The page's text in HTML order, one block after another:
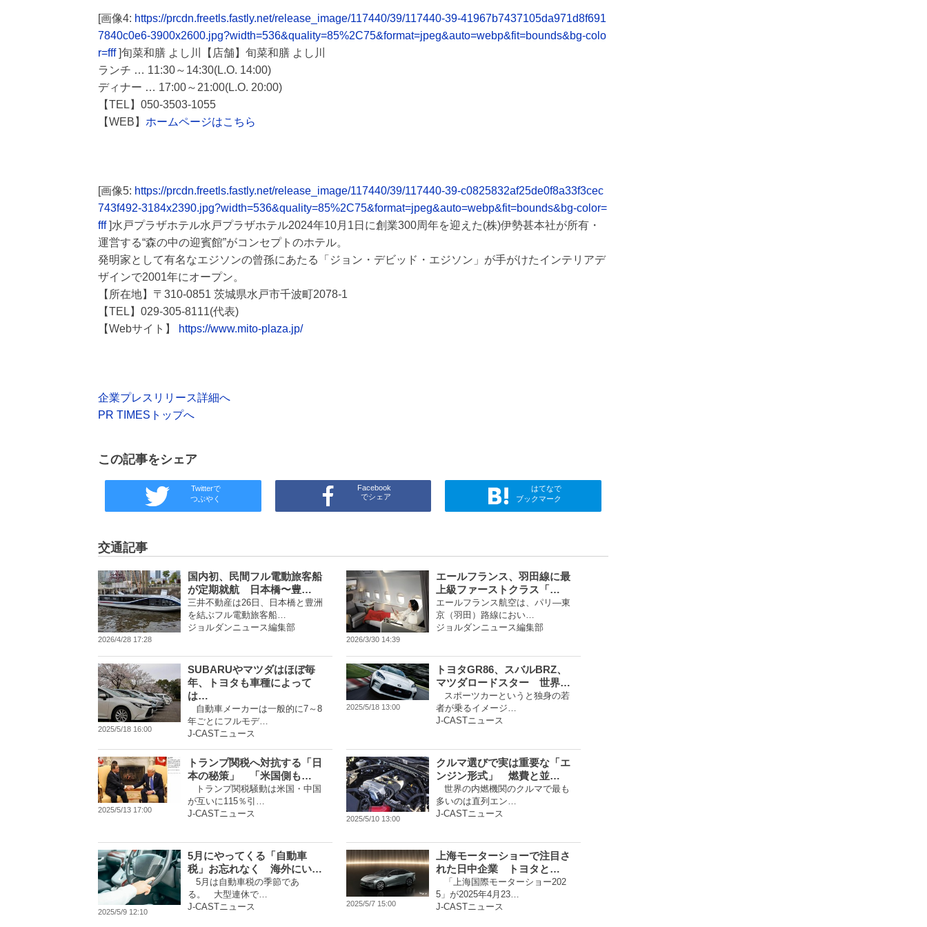
[画像4: https://prcdn.freetls.fastly.net/release_image/117440/39/117440-39-41967b7437105da971d8f691
7840c0e6-3900x2600.jpg?width=536&quality=85%2C75&format=jpeg&auto=webp&fit=bounds&bg-colo
r=fff]旬菜和膳 よし川【店舗】旬菜和膳 よし川
ランチ … 11:30～14:30(L.O. 14:00)
ディナー … 17:00～21:00(L.O. 20:00)
【TEL】050-3503-1055
【WEB】 ホームページはこちら
[画像5: https://prcdn.freetls.fastly.net/release_image/117440/39/117440-39-c0825832af25de0f8a33f3cec
743f492-3184x2390.jpg?width=536&quality=85%2C75&format=jpeg&auto=webp&fit=bounds&bg-color=
fff]水戸プラザホテル水戸プラザホテル2024年10月1日に創業300周年を迎えた(株)伊勢甚本社が所有・
運営する“森の中の迎賓館”がコンセプトのホテル。
発明家として有名なエジソンの曾孫にあたる「ジョン・デビッド・エジソン」が手がけたインテリアデ
ザインで2001年にオープン。
【所在地】〒310-0851 茨城県水戸市千波町2078-1
【TEL】029-305-8111(代表)
【Webサイト】
https://www.mito-plaza.jp/
企業プレスリリース詳細へ
PR TIMESトップへ
この記事をシェア
Twitterで
つぶやく
Facebook
でシェア
はてなで
ブックマーク
交通記事
2026/4/28 17:28
国内初、民間フル電動旅客船
が定期就航 日本橋〜豊…
三井不動産は26日、日本橋と豊洲
を結ぶフル電動旅客船…
ジョルダンニュース編集部
2026/3/30 14:39
エールフランス、羽田線に最
上級ファーストクラス「…
エールフランス航空は、パリ―東
京（羽田）路線におい…
ジョルダンニュース編集部
2025/5/18 16:00
SUBARUやマツダはほぼ毎
年、トヨタも車種によって
は…
自動車メーカーは一般的に7～8
年ごとにフルモデ…
J-CASTニュース
2025/5/18 13:00
トヨタGR86、スバルBRZ、
マツダロードスター 世界…
スポーツカーというと独身の若
者が乗るイメージ…
J-CASTニュース
2025/5/13 17:00
トランプ関税へ対抗する「日
本の秘策」 「米国側も…
トランプ関税騒動は米国・中国
が互いに115％引…
J-CASTニュース
2025/5/10 13:00
クルマ選びで実は重要な「エ
ンジン形式」 燃費と並…
世界の内燃機関のクルマで最も
多いのは直列エン…
J-CASTニュース
2025/5/9 12:10
5月にやってくる「自動車
税」お忘れなく 海外にい…
5月は自動車税の季節であ
る。 大型連休で…
J-CASTニュース
2025/5/7 15:00
上海モーターショーで注目さ
れた日中企業 トヨタと…
「上海国際モーターショー202
5」が2025年4月23…
J-CASTニュース